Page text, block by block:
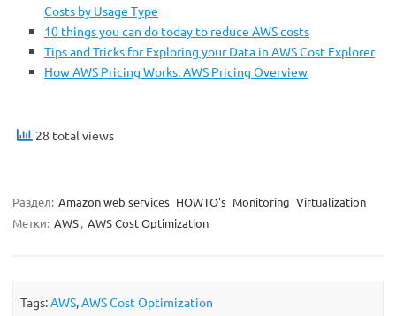
Costs by Usage Type
10 things you can do today to reduce AWS costs
Tips and Tricks for Exploring your Data in AWS Cost Explorer
How AWS Pricing Works: AWS Pricing Overview
28 total views
Раздел: Amazon web services HOWTO's Monitoring Virtualization
Метки: AWS, AWS Cost Optimization
Tags:AWS,AWS Cost Optimization